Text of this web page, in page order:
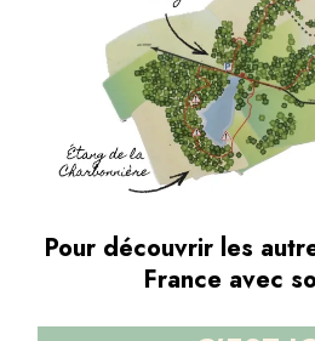
Pour découvrir les
France avec